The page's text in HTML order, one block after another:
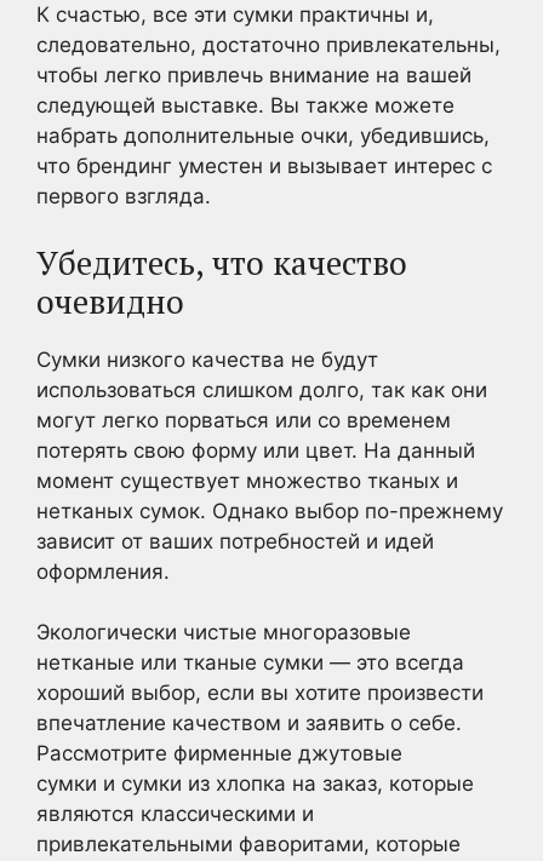
К счастью, все эти сумки практичны и,
следовательно, достаточно привлекательны,
чтобы легко привлечь внимание на вашей
следующей выставке. Вы также можете
набрать дополнительные очки, убедившись,
что брендинг уместен и вызывает интерес с
первого взгляда.
Убедитесь, что качество
очевидно
Сумки низкого качества не будут
использоваться слишком долго, так как они
могут легко порваться или со временем
потерять свою форму или цвет. На данный
момент существует множество тканых и
нетканых сумок. Однако выбор по-прежнему
зависит от ваших потребностей и идей
оформления.
Экологически чистые многоразовые
нетканые или тканые сумки — это всегда
хороший выбор, если вы хотите произвести
впечатление качеством и заявить о себе.
Рассмотрите фирменные джутовые
сумки и сумки из хлопка на заказ, которые
являются классическими и
привлекательными фаворитами, которые